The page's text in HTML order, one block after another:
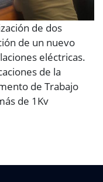
de dos
de un nuevo
eléctricas.
de la
de Trabajo
de 1Kv